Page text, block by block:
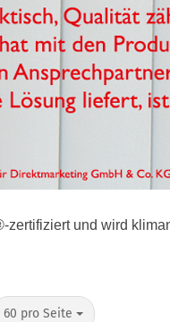
-zertifiziert und wird
60 pro Seite